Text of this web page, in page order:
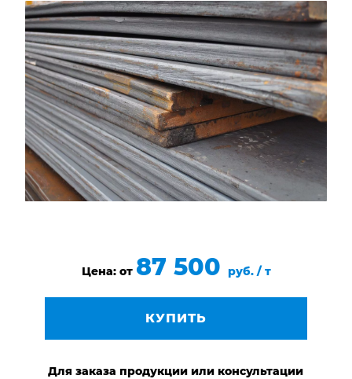
КАК МЫ РАБОТАЕМ
ДОСТАВКА И ОПЛАТА
НАШИ ОБЪЕКТЫ
ОТЗЫВЫ
О НАС
БЛОГ
КОНТАКТЫ
Цена: от 87 500 руб. / т
КУПИТЬ
Для заказа продукции или консультации